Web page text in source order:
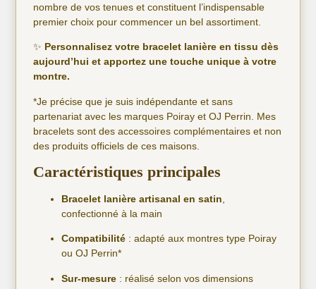
nombre de vos tenues et constituent l’indispensable
premier choix pour commencer un bel assortiment.
✨ Personnalisez votre bracelet lanière en tissu dès
aujourd’hui et apportez une touche unique à votre
montre.
*Je précise que je suis indépendante et sans
partenariat avec les marques Poiray et OJ Perrin. Mes
bracelets sont des accessoires complémentaires et non
des produits officiels de ces maisons.
Caractéristiques principales
Bracelet lanière artisanal en satin
confectionné à la main
Compatibilité : adapté aux montres type Poiray
ou OJ Perrin*
Sur-mesure : réalisé selon vos dimensions